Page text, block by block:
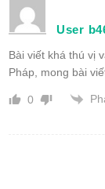
User
Bài viết khá thú vị
Pháp, mong bài
0